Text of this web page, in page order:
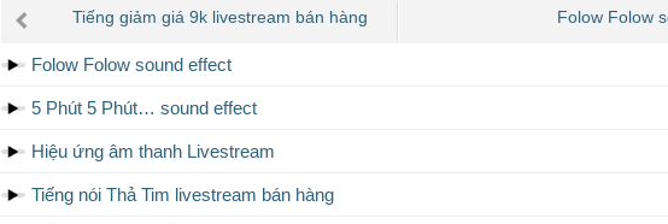
thanh
Tiếng giảm giá 9k livestream bán hàng Folow Folow
Folow Folow sound effect
5 Phút 5 Phút… sound effect
Hiệu ứng âm thanh Livestream
Tiếng nói Thả Tim livestream bán hàng